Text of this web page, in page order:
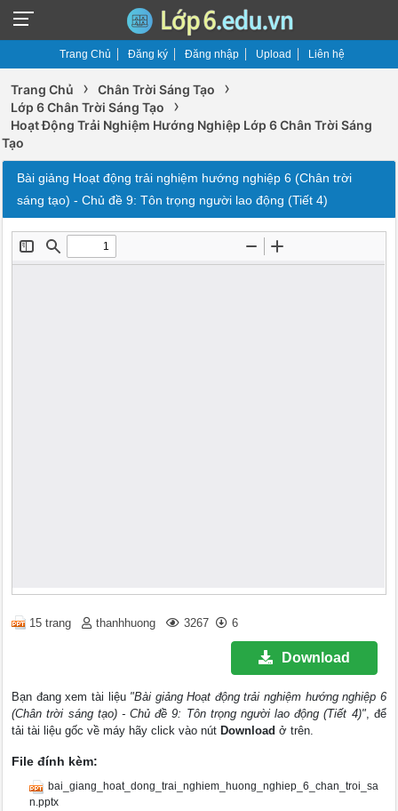
Trang Chủ Đăng ký Đăng nhập Upload Liên hệ
Trang Chủ › Chân Trời Sáng Tạo ›
Lớp 6 Chân Trời Sáng Tạo ›
Hoạt Động Trải Nghiệm Hướng Nghiệp Lớp 6 Chân Trời Sáng
Tạo
Bài giảng Hoạt động trải nghiệm hướng nghiệp 6 (Chân trời
sáng tạo) - Chủ đề 9: Tôn trọng người lao động (Tiết 4)
15 trang thanhhuong 3267 6
Download
Bạn đang xem tài liệu "Bài giảng Hoạt động trải nghiệm hướng nghiệp 6
(Chân trời sáng tạo) - Chủ đề 9: Tôn trọng người lao động (Tiết 4)", để
tải tài liệu gốc về máy hãy click vào nút Download ở trên.
File đính kèm:
bai_giang_hoat_dong_trai_nghiem_huong_nghiep_6_chan_troi_sa
n.pptx